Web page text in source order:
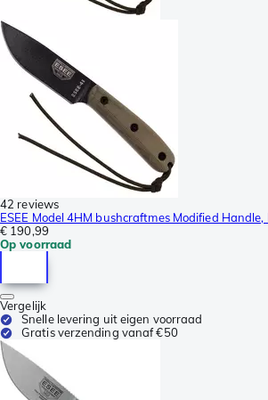
42 reviews
ESEE Model 4HM bushcraftmes Modified Handle,
€ 190,99
Op voorraad
Vergelijk
Snelle levering uit eigen voorraad
Gratis verzending vanaf €50